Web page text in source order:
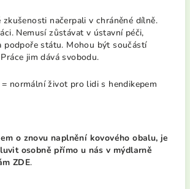
zkušenosti načerpali v chráněné dílně.
Nemusí zůstávat v ústavní péči,
podpoře státu. Mohou být součástí
jim dává svobodu.
= normální život pro lidi s hendikepem
o znovu naplnění kovového obalu, je
osobně přímo u nás v mýdlarně
ZDE.